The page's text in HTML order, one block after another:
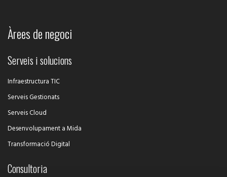
Àrees de negoci
Serveis i solucions
Infraestructura TIC
Serveis Gestionats
Serveis Cloud
Desenvolupament a Mida
Transformació Digital
Consultoria